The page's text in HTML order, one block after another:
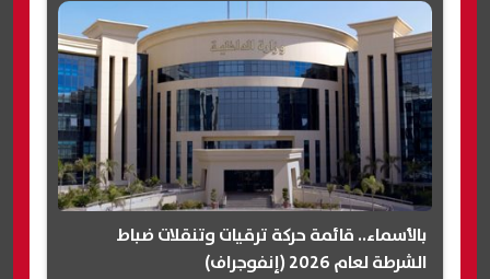
بالأسماء.. قائمة حركة ترقيات وتنقلات ضباط
الشرطة لعام 2026 (إنفوجراف)